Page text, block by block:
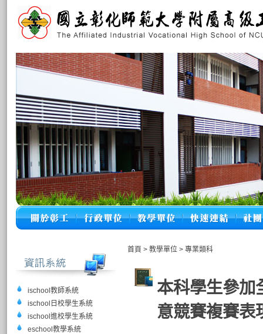
ischool教師系統
ischool日校學生系統
ischool進校學生系統
eschool教學系統
首頁 > 教學單位 > 專業類科
本科學生參加
意競賽複賽表